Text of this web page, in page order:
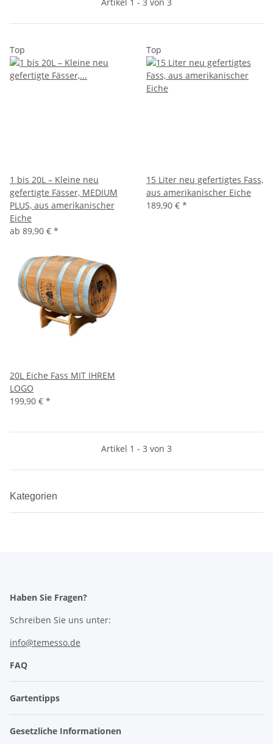
Top
1 bis 20L – Kleine neu
gefertigte Fässer, MEDIUM
PLUS, aus amerikanischer
Eiche
ab 89,90 € *
Top
15 Liter neu gefertigtes Fass,
aus amerikanischer Eiche
189,90 € *
20L Eiche Fass MIT IHREM
LOGO
199,90 € *
Artikel 1 - 3 von 3
Kategorien
Haben Sie Fragen?
Schreiben Sie uns unter:
info@temesso.de
FAQ
Gartentipps
Gesetzliche Informationen